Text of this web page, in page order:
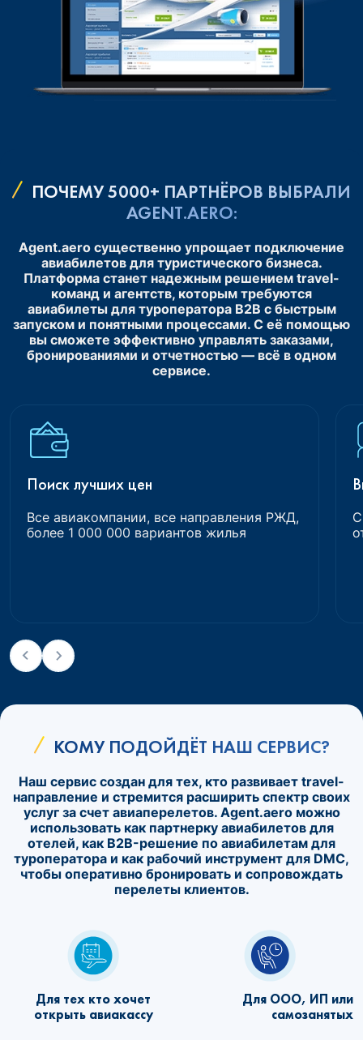
ПОЧЕМУ 5000+ ПАРТНЁРОВ ВЫБРАЛИ
AGENT.AERO:
Agent.aero существенно упрощает подключение
авиабилетов для туристического бизнеса.
Платформа станет надежным решением travel-
команд и агентств, которым требуются
авиабилеты для туроператора B2B с быстрым
запуском и понятными процессами. С её помощью
вы сможете эффективно управлять заказами,
бронированиями и отчетностью — всё в одном
сервисе.
Поиск лучших цен
Все авиакомпании, все направления РЖД,
более 1 000 000 вариантов жилья
КОМУ ПОДОЙДЁТ НАШ СЕРВИС?
Наш сервис создан для тех, кто развивает travel-
направление и стремится расширить спектр своих
услуг за счет авиаперелетов. Agent.aero можно
использовать как партнерку авиабилетов для
отелей, как B2B-решение по авиабилетам для
туроператора и как рабочий инструмент для DMC,
чтобы оперативно бронировать и сопровождать
перелеты клиентов.
Для тех кто хочет
открыть авиакассу
Для ООО, ИП или
самозанятых